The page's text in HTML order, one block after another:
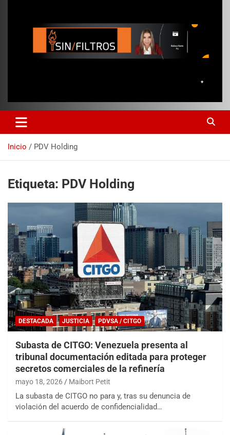
Inicio PDV Holding
Etiqueta: PDV Holding
DESTACADA JUSTICIA PDVSA / CITGO
Subasta de CITGO: Venezuela presenta al
tribunal documentación editada para proteger
secretos comerciales de la refinería
mayo 18, 2026 Maibort Petit
La subasta de CITGO no para y, tras su denuncia de
violación del acuerdo de confidencialidad…